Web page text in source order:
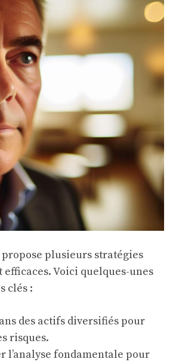
plusieurs stratégies
efficaces. Voici quelques-unes
clés :
des actifs diversifiés pour
risques.
l’analyse fondamentale pour